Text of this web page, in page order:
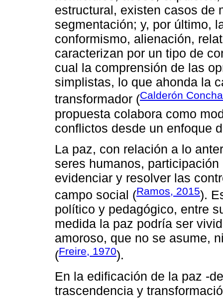
estructural, existen casos de
segmentación; y, por último,
conformismo, alienación,
caracterizan por un tipo de
cual la comprensión de las
simplistas, lo que ahonda la
transformador (Calderón
propuesta colabora como
conflictos desde un enfoque
La paz, con relación a lo
seres humanos,
evidenciar y resolver las
campo social (Ramos, 2015).
político y pedagógico, entre
medida la paz podría ser
amoroso, que no se asume,
(Freire, 1970).
En la edificación de la paz -
trascendencia y